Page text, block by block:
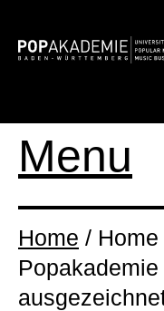
Menu
Home /